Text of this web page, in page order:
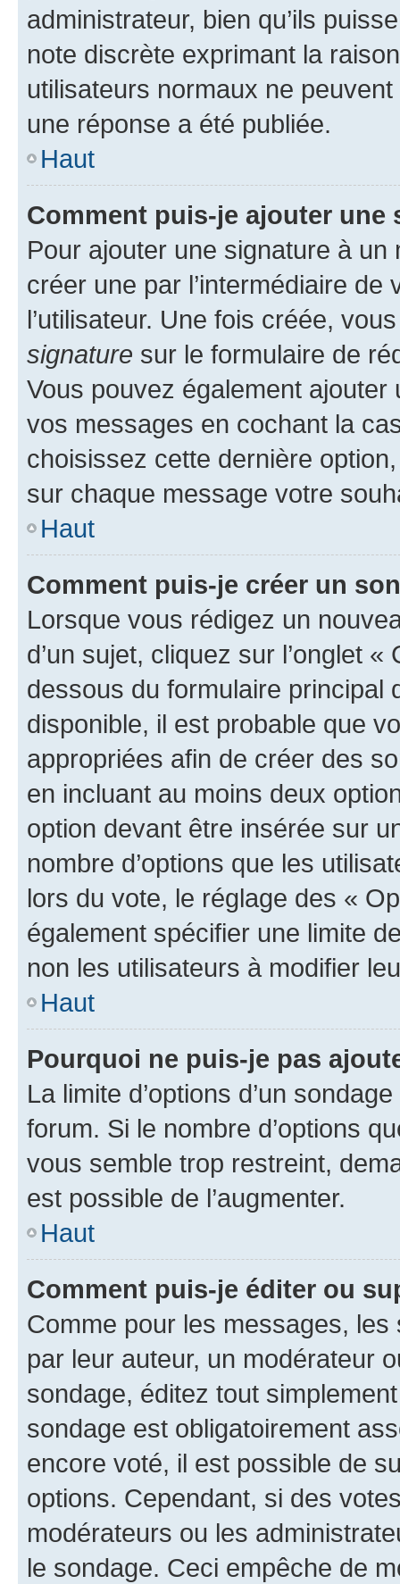
administrateur, bien qu’ils
note discrète exprimant la
utilisateurs normaux ne
une réponse a été publiée.
Haut
Comment puis-je ajouter une
Pour ajouter une signature à un
créer une par l’intermédiaire
l’utilisateur. Une fois créée,
signature sur le formulaire de
Vous pouvez également
vos messages en cochant la
choisissez cette dernière
sur chaque message votre
Haut
Comment puis-je créer un
Lorsque vous rédigez un
d’un sujet, cliquez sur l’onglet
dessous du formulaire principal
disponible, il est probable que
appropriées afin de créer des
en incluant au moins deux
option devant être insérée sur
nombre d’options que les
lors du vote, le réglage des «
également spécifier une limite
non les utilisateurs à modifier
Haut
Pourquoi ne puis-je pas
La limite d’options d’un
forum. Si le nombre d’options
vous semble trop restreint,
est possible de l’augmenter.
Haut
Comment puis-je éditer ou
Comme pour les messages,
par leur auteur, un modérateur
sondage, éditez tout
sondage est obligatoirement
encore voté, il est possible de
options. Cependant, si des
modérateurs ou les
le sondage. Ceci empêche de